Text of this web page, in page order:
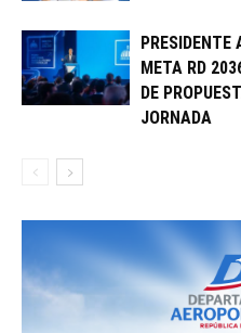
PRESIDENTE
META RD
DE
JORNADA